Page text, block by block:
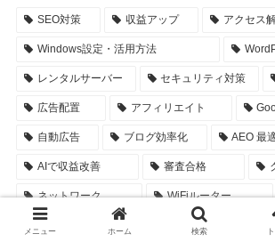
SEO対策 収益アップ アクセス
Windows設定・活用方法
レンタルサーバー セキュリティ対策
広告配置 アフィリエイト
自動広告 ブログ効率化 AEO 最
AIで収益改善 審査合格
ネットワーク WiFiルーター
インプレッション収益 シンガポ
メニュー ホーム 検索